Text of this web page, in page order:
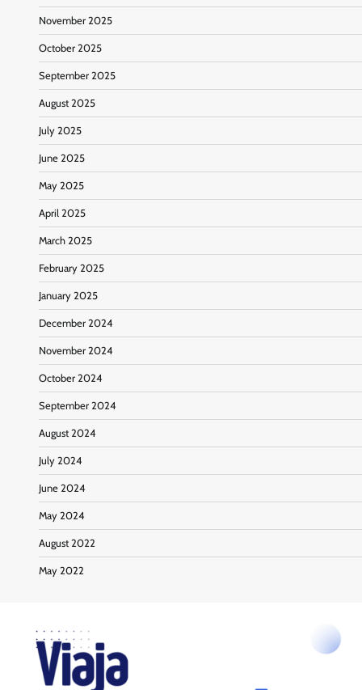
November 2025
October 2025
September 2025
August 2025
July 2025
June 2025
May 2025
April 2025
March 2025
February 2025
January 2025
December 2024
November 2024
October 2024
September 2024
August 2024
July 2024
June 2024
May 2024
August 2022
May 2022